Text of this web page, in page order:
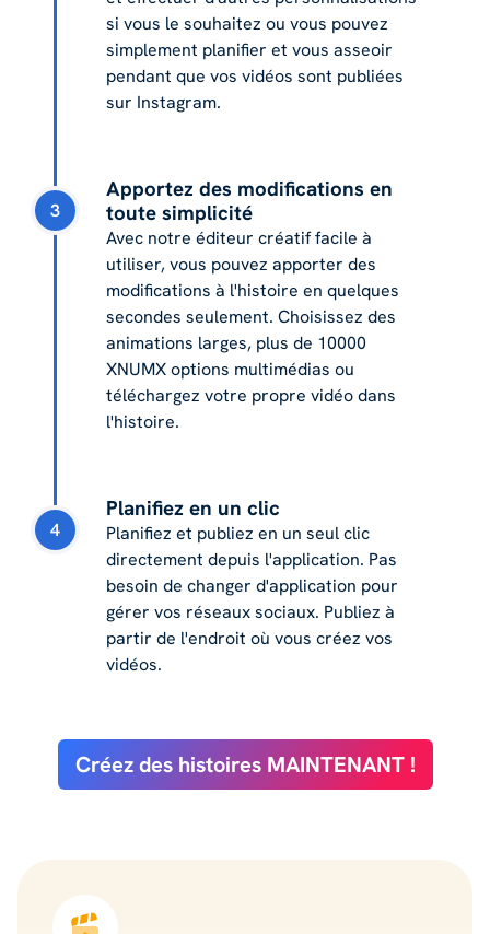
si vous le souhaitez ou vous pouvez
simplement planifier et vous asseoir
pendant que vos vidéos sont publiées
sur Instagram.
3
Apportez des modifications en
toute simplicité
Avec notre éditeur créatif facile à
utiliser, vous pouvez apporter des
modifications à l'histoire en quelques
secondes seulement. Choisissez des
animations larges, plus de 10000
XNUMX options multimédias ou
téléchargez votre propre vidéo dans
l'histoire.
4
Planifiez en un clic
Planifiez et publiez en un seul clic
directement depuis l'application. Pas
besoin de changer d'application pour
gérer vos réseaux sociaux. Publiez à
partir de l'endroit où vous créez vos
vidéos.
Créez des histoires MAINTENANT !